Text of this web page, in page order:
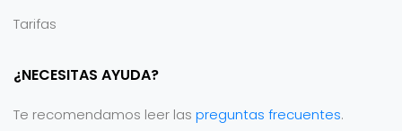
Tarifas
¿NECESITAS AYUDA?
Te recomendamos leer las preguntas frecuentes.